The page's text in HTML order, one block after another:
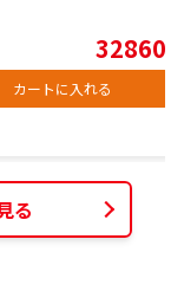
32860
カートに入れる
る